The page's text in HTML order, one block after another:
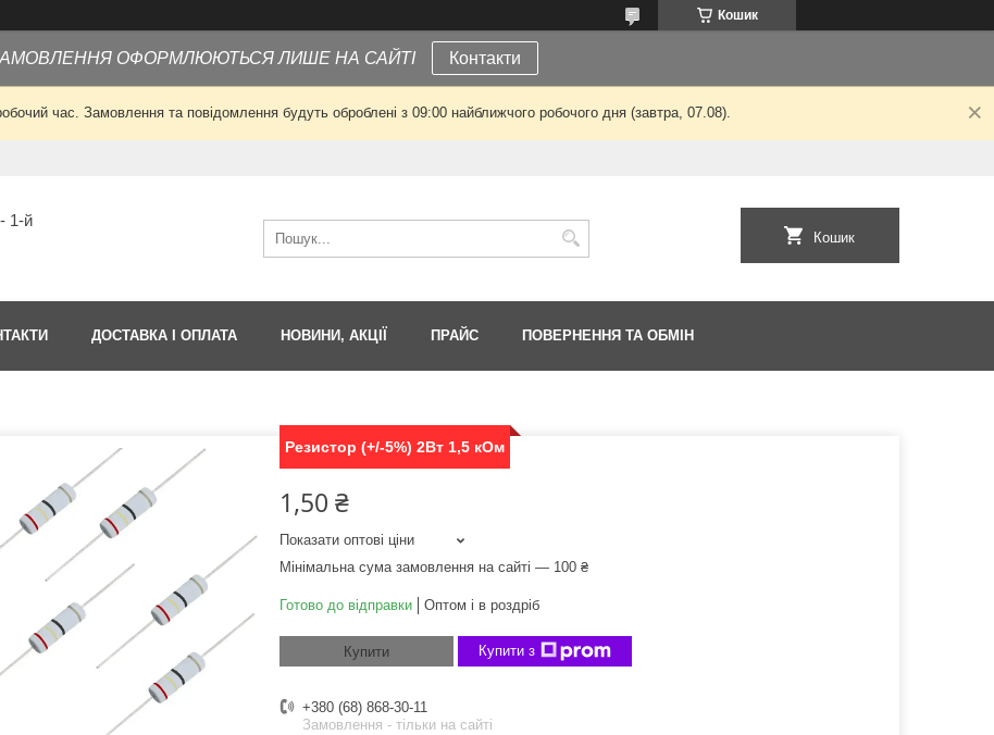
Кошик
ОФОРМЛЮЮТЬСЯ ЛИШЕ НА САЙТІ Контакти
час. Замовлення та повідомлення будуть оброблені з 09:00 найближчого робочого дня (завтра, 07.08).
1-й
Кошик
ДОСТАВКА І ОПЛАТА НОВИНИ, АКЦІЇ ПРАЙС ПОВЕРНЕННЯ ТА ОБМІН
Резистор (+/-5%) 2Вт 1,5 кОм
1,50 ₴
Показати оптові ціни
Мінімальна сума замовлення на сайті — 100 ₴
Готово до відправки Оптом і в роздріб
Купити Купити з
+380 (68) 868-30-11
Замовлення - тільки на сайті